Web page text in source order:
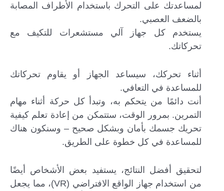
لمساعدتك على التحرك باستخدام الأطراف المصابة
بالضعف العصبي.
يستخدم كل جهاز آلي مستشعرات للتكيف مع
تحركاتك.
أثناء تحركك، سيساعد الجهاز أو يقاوم تحركاتك
للمساعدة في التعافي.
أنت دائمًا من يتحكم به، وتبدأ كل حركة أثناء مهام
التمرين. بمرور الوقت، ستتمكن من إعادة تعلم كيفية
تحريك جسمك بأمان وبشكل صحيح – وسنكون هناك
للمساعدة في كل خطوة على الطريق.
لتحقيق أفضل النتائج، يستفيد بعض الأشخاص أيضًا
من استخدام جهاز الواقع الافتراضي (VR)، مما يجعل